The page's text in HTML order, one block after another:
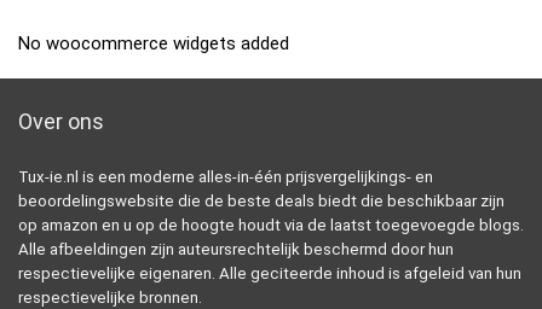
No woocommerce widgets added
Over ons
Tux-ie.nl is een moderne alles-in-één prijsvergelijkings- en
beoordelingswebsite die de beste deals biedt die beschikbaar zijn
op amazon en u op de hoogte houdt via de laatst toegevoegde blogs.
Alle afbeeldingen zijn auteursrechtelijk beschermd door hun
respectievelijke eigenaren. Alle geciteerde inhoud is afgeleid van hun
respectievelijke bronnen.